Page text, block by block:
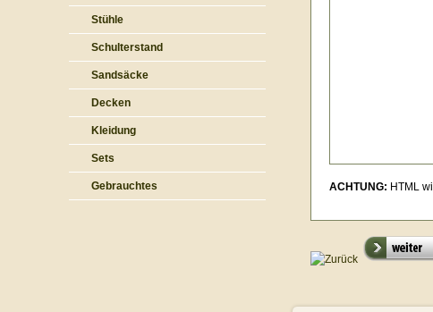
Stühle
Schulterstand
Sandsäcke
Decken
Kleidung
Sets
Gebrauchtes ACHTUNG: HTML